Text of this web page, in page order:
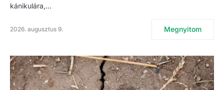
kánikulára,…
2026. augusztus 9. Megnyitom